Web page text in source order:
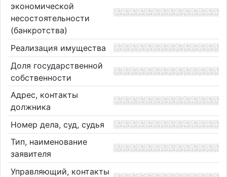
экономической
несостоятельности
(банкротства)
Реализация имущества
Доля государственной
собственности
Адрес, контакты
должника
Номер дела, суд, судья
Тип, наименование
заявителя
Управляющий, контакты